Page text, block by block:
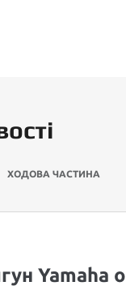
ХОДОВА ЧАСТИНА
Yamaha